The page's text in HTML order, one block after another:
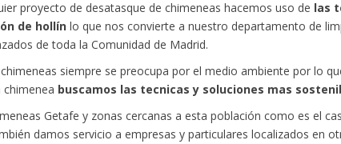
proyecto de desatasque de chimeneas hacemos uso de las
de hollín lo que nos convierte a nuestro departamento de
de toda la Comunidad de Madrid.
siempre se preocupa por el medio ambiente por lo
chimenea buscamos las tecnicas y soluciones mas
Getafe y zonas cercanas a esta población como es el
damos servicio a empresas y particulares localizados en